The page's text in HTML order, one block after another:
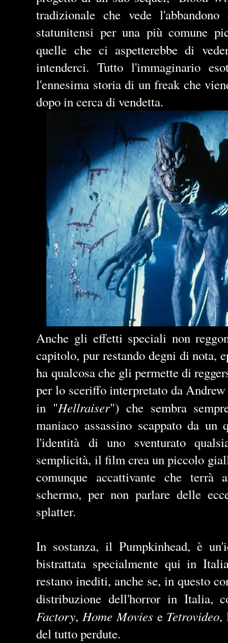
tradizionale che vede
statunitensi per una più comune
quelle che ci aspetterebbe di
intenderci. Tutto l'immaginario
l'ennesima storia di un freak che
dopo in cerca di vendetta.
Anche gli effetti speciali non
capitolo, pur restando degni di nota,
ha qualcosa che gli permette di
per lo sceriffo interpretato da
in "Hellraiser") che sembra
maniaco assassino scappato da un
l'identità di uno sventurato
semplicità, il film crea un piccolo
comunque accattivante che terrà
schermo, per non parlare delle
splatter.
In sostanza, il Pumpkinhead, è
bistrattata specialmente qui in
restano inediti, anche se, in questo
distribuzione dell'horror in Italia,
Factory,Home Movies e Tetrovideo,
del tutto perdute.